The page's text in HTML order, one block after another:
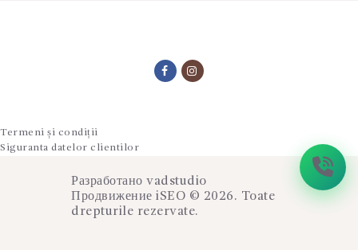
Termeni și condiții
Siguranta datelor clientilor
Разработано vadstudio
Продвижение iSEO © 2026. Toate
drepturile rezervate.